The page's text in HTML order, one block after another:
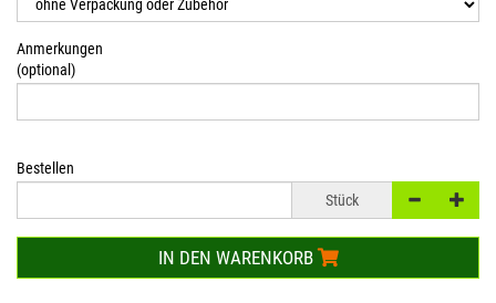
Anmerkungen
(optional)
Bestellen
Stück
IN DEN WARENKORB